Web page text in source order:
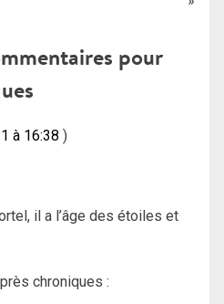
pour
à 16:38
il a l’âge des étoiles et
chroniques :